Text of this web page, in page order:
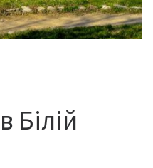
Білій